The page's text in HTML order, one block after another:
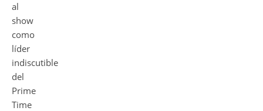
al
show
como
líder
indiscutible
del
Prime
Time